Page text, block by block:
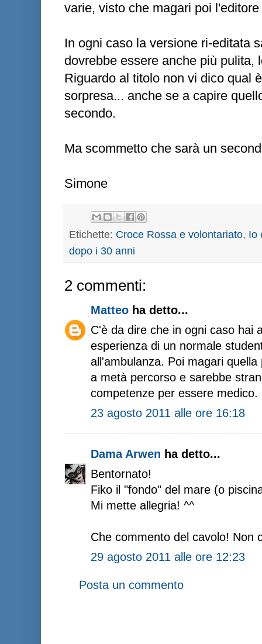
varie, visto che magari poi
In ogni caso la versione ri-editata
dovrebbe essere anche più pulita,
Riguardo al titolo non vi dico qual
sorpresa... anche se a capire
secondo.
Ma scommetto che sarà un
Simone
Etichette: Croce Rossa e volontariato, Io
dopo i 30 anni
2 commenti:
Matteo ha detto...
C'è da dire che in ogni caso hai
esperienza di un normale
all'ambulanza. Poi magari
a metà percorso e sarebbe
competenze per essere medico.
23 agosto 2011 alle ore 16:18
Dama Arwen ha detto...
Bentornato!
Fiko il "fondo" del mare (o
Mi mette allegria! ^^
Che commento del cavolo! Non
29 agosto 2011 alle ore 12:23
Posta un commento